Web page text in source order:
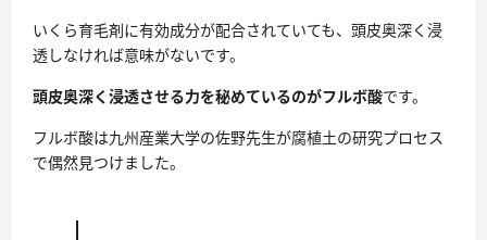
いくら育毛剤に有効成分が配合されていても、頭皮奥深く浸
透しなければ意味がないです。
頭皮奥深く浸透させる力を秘めているのがフルボ酸です。
フルボ酸は九州産業大学の佐野先生が腐植土の研究プロセス
で偶然見つけました。